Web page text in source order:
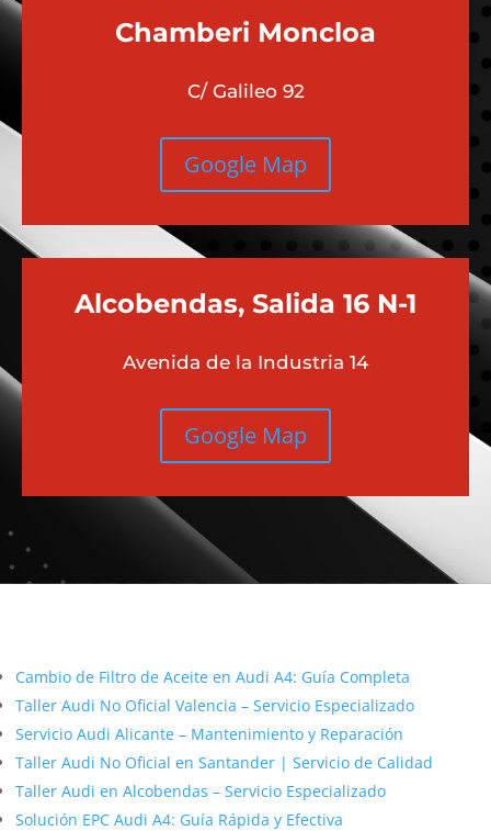
Chamberi Moncloa
C/ Galileo 92
Google Map
Alcobendas, Salida 16 N-1
Avenida de la Industria 14
Google Map
Cambio de Filtro de Aceite en Audi A4: Guía Completa
Taller Audi No Oficial Valencia – Servicio Especializado
Servicio Audi Alicante – Mantenimiento y Reparación
Taller Audi No Oficial en Santander | Servicio de Calidad
Taller Audi en Alcobendas – Servicio Especializado
Solución EPC Audi A4: Guía Rápida y Efectiva